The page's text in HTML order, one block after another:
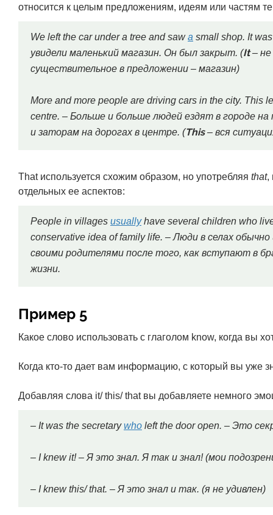
относится к целым предложениям, идеям или частям
We left the car under a tree and sawa small shop. It
увидели маленький магазин. Он был закрыт. (It– не
существительное в предложении – магазин)
More and more people are driving cars in the city. This
centre. – Больше и больше людей ездят в городе
и заторам на дорогах в центре. (This– вся
That используется схожим образом, но употребляя that,
отдельных ее аспектов:
People in villages usuallyhave several children who
conservative idea of family life. – Люди в селах
своими родителями после того, как вступают в
жизни.
Пример 5
Какое слово использовать с глаголом know, когда вы
Когда кто-то дает вам информацию, с который вы уже
Добавляя слова it/ this/ that вы добавляете немного
– It was the secretarywho left the door open. – Это
– I knew it! – Я это знал. Я так и знал! (мои
– I knew this/ that. – Я это знал и так. (я не удивлен)